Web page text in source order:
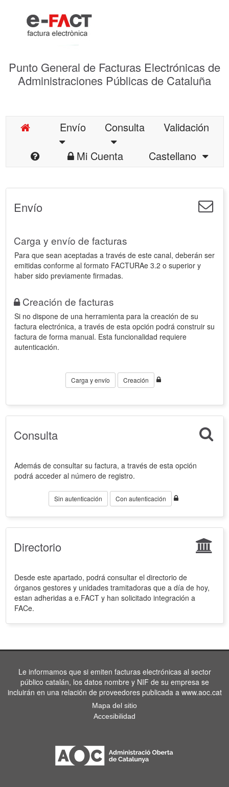
Punto General de Facturas Electrónicas de
Administraciones Públicas de Cataluña
Envío Consulta
Validación
Mi Cuenta
Castellano
Envío
Carga y envío de facturas
Para que sean aceptadas a través de este canal, deberán ser
emitidas conforme al formato FACTURAe 3.2 o superior y
haber sido previamente firmadas.
Creación de facturas
Si no dispone de una herramienta para la creación de su
factura electrónica, a través de esta opción podrá construir su
factura de forma manual. Esta funcionalidad requiere
autenticación.
Carga y envío Creación
Consulta
Además de consultar su factura, a través de esta opción
podrá acceder al número de registro.
Sin autenticación Con autenticación
Directorio
Desde este apartado, podrá consultar el directorio de
órganos gestores y unidades tramitadoras que a día de hoy,
estan adheridas a e.FACT y han solicitado integración a
FACe.
Le informamos que si emiten facturas electrónicas al sector
público catalán, los datos nombre y NIF de su empresa se
incluirán en una relación de proveedores publicada a www.aoc.cat
Mapa del sitio
Accesibilidad